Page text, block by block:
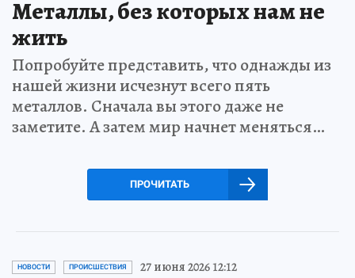
Металлы, без которых нам не
жить
Попробуйте представить, что однажды из
нашей жизни исчезнут всего пять
металлов. Сначала вы этого даже не
заметите. А затем мир начнет меняться…
ПРОЧИТАТЬ
НОВОСТИ ПРОИСШЕСТВИЯ 27 июня 2026 12:12